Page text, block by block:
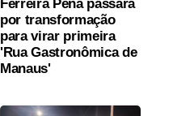
Ferreira Pena passará
por transformação
para virar primeira
'Rua Gastronômica de
Manaus'